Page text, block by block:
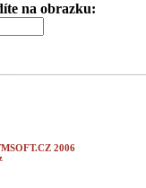
na obrazku:
2006